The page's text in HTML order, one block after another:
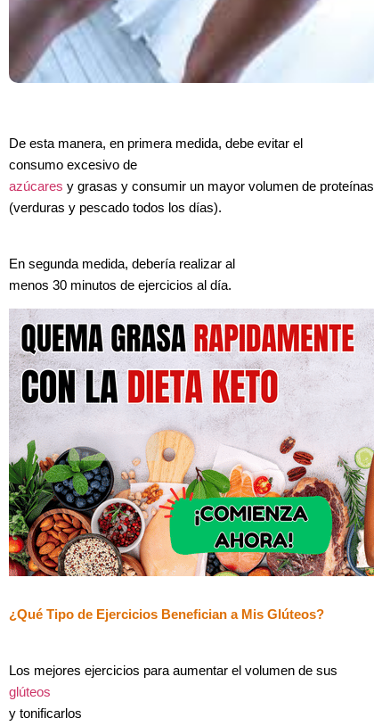
De esta manera, en primera medida, debe evitar el
consumo excesivo de
azúcares y grasas y consumir un mayor volumen de proteínas
(verduras y pescado todos los días).
En segunda medida, debería realizar al
menos 30 minutos de ejercicios al día.
¿Qué Tipo de Ejercicios Benefician a Mis Glúteos?
Los mejores ejercicios para aumentar el volumen de sus
glúteos
y tonificarlos